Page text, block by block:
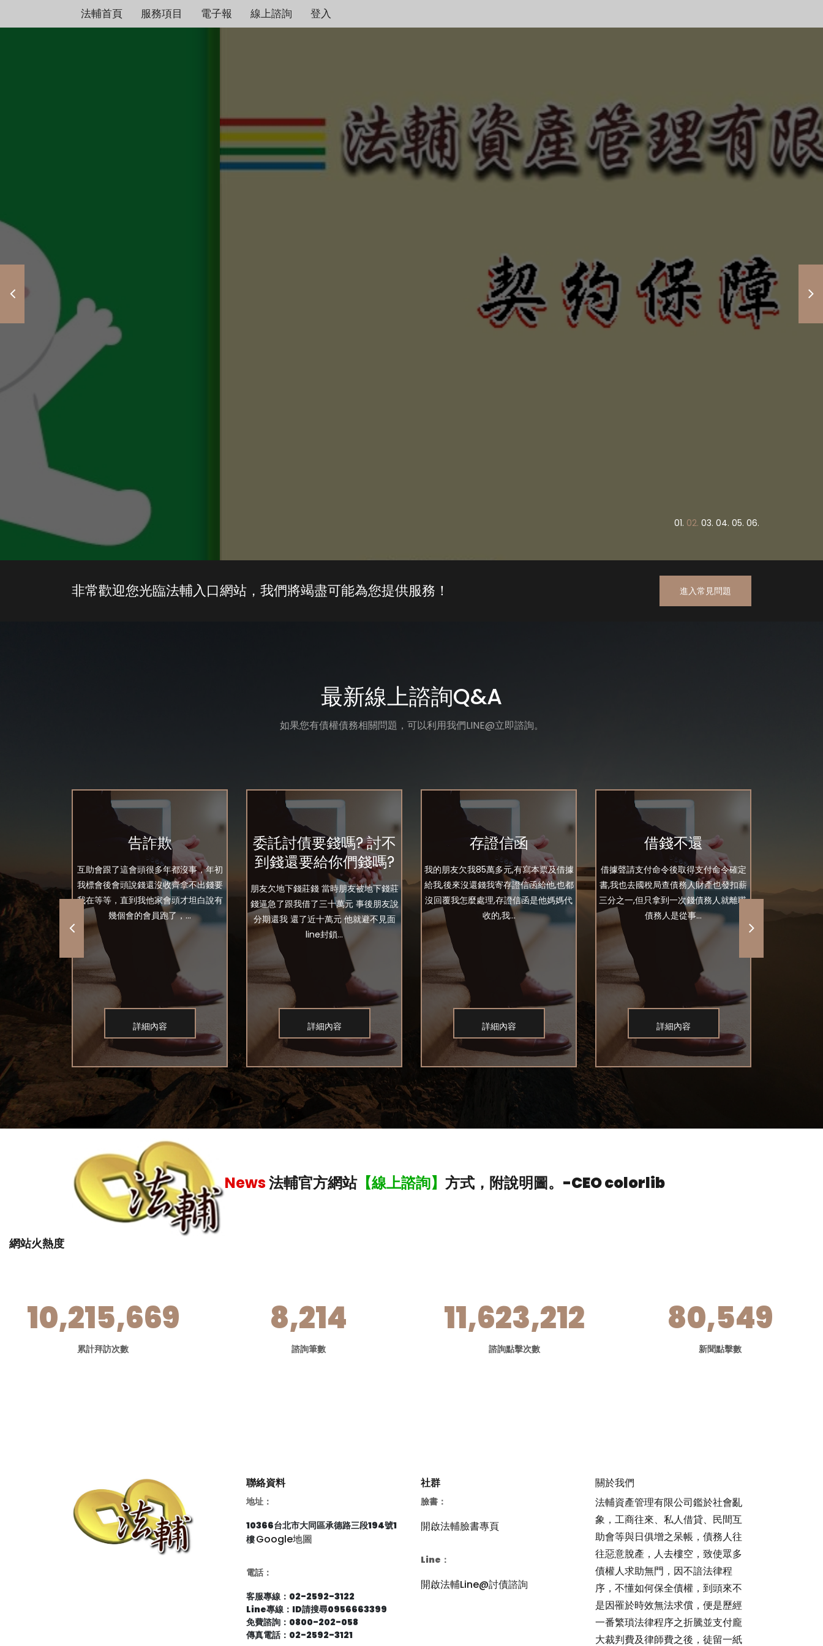
法輔首頁 服務項目 電子報 線上諮詢 登入
契約保障！
本公司秉持著合情合理合法、正規經營、健全制
度，只要是合法有憑據的債權！
力、困難度高低與
否，定當竭盡心力
01. 02. 03. 04. 05. 06.
非常歡迎您光臨法輔入口網站，我們將竭盡可能為您提供服務！ 進入常見問題
最新線上諮詢Q&A
如果您有債權債務相關問題，可以利用我們LINE@立即諮詢。
,對方遲遲
對方說先付
業主驗收
告詐欺
互助會跟了這會頭很多年都沒事，年初
我標會後會頭說錢還沒收齊拿不出錢要
我在等等，直到我他家會頭才坦白說有
幾個會的會員跑了，...
詳細內容
委託討債要錢嗎? 討不
到錢還要給你們錢嗎?
朋友欠地下錢莊錢 當時朋友被地下錢莊
錢逼急了跟我借了三十萬元 事後朋友說
分期還我 還了近十萬元 他就避不見面
line封鎖...
詳細內容
存證信函
我的朋友欠我85萬多元,有寫本票及借據
給我,後來沒還錢我寄存證信函給他,也都
沒回覆我怎麼處理,存證信函是他媽媽代
收的,我...
詳細內容
借錢不還
借據聲請支付命令後取得支付命令確定
書,我也去國稅局查債務人財產也發扣薪
三分之一,但只拿到一次錢債務人就離職,
債務人是從事...
詳細內容
News法輔官方網站【線上諮詢】 方式，附說明圖。 -CEO colorlib
網站火熱度
10,215,669
累計拜訪次數
8,214
諮詢筆數
11,623,212
諮詢點擊次數
80,549
新聞點擊數
聯絡資料
地址：
10366台北市大同區承德路三段194號1
樓Google地圖
電話：
客服專線：02-2592-3122
Line專線：ID請搜尋0956663399
免費諮詢：0800-202-058
傳真電話：02-2592-3121
社群
臉書：
開啟法輔臉書專頁
Line：
開啟法輔Line@討債諮詢
關於我們
法輔資產管理有限公司鑑於社會亂
象，工商往來、私人借貸、民間互
助會等與日俱增之呆帳，債務人往
往惡意脫產，人去樓空，致使眾多
債權人求助無門，因不諳法律程
序，不懂如何保全債權，到頭來不
是因罹於時效無法求償，便是歷經
一番繁瑣法律程序之折騰並支付龐
大裁判費及律師費之後，徒留一紙